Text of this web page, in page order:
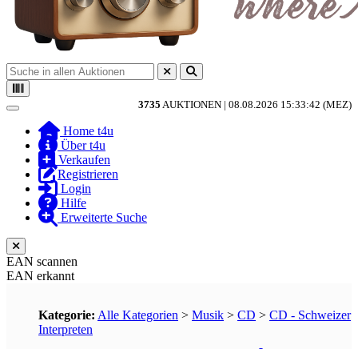
3735 AUKTIONEN | 08.08.2026 15:33:42 (MEZ)
Toggle navigation
Home t4u
Über t4u
Verkaufen
Registrieren
Login
Hilfe
Erweiterte Suche
EAN scannen
EAN erkannt
Kategorie: Alle Kategorien > Musik > CD > CD - Schweizer
Interpreten